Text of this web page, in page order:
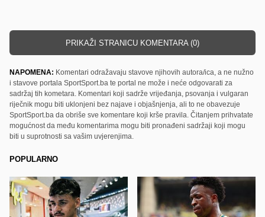
PRIKAŽI STRANICU KOMENTARA (0)
NAPOMENA: Komentari odražavaju stavove njihovih autora/ica, a ne nužno
i stavove portala SportSport.ba te portal ne može i neće odgovarati za
sadržaj tih kometara. Komentari koji sadrže vrijeđanja, psovanja i vulgaran
riječnik mogu biti uklonjeni bez najave i objašnjenja, ali to ne obavezuje
SportSport.ba da obriše sve komentare koji krše pravila. Čitanjem prihvatate
mogućnost da među komentarima mogu biti pronađeni sadržaji koji mogu
biti u suprotnosti sa vašim uvjerenjima.
POPULARNO